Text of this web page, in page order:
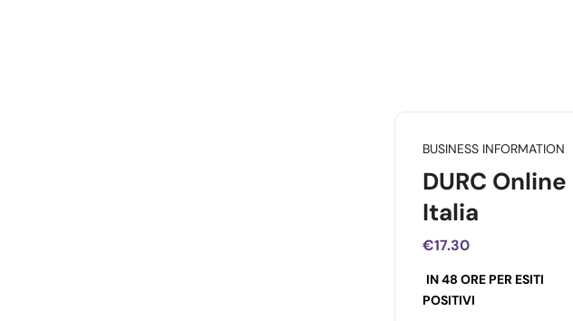
BUSINESS INFORMATION
DURC
Italia
€17.30
IN 48 ORE PER ESITI
POSITIVI